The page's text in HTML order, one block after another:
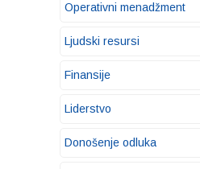
Operativni menadžment
Ljudski resursi
Finansije
Liderstvo
Donošenje odluka